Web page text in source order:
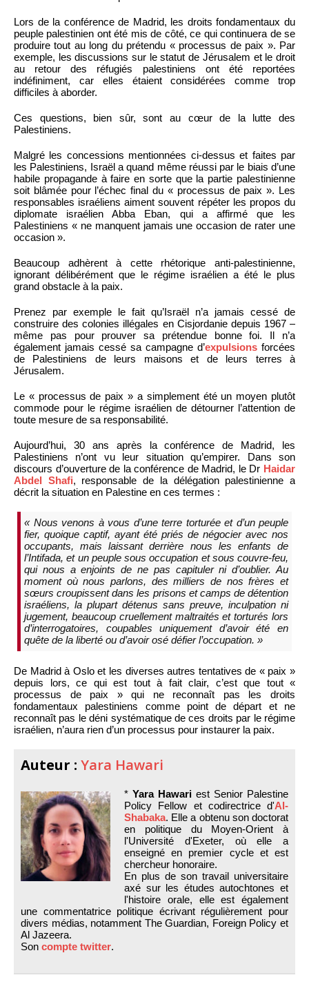
Lors de la conférence de Madrid, les droits fondamentaux du
peuple palestinien ont été mis de côté, ce qui continuera de se
produire tout au long du prétendu « processus de paix ». Par
exemple, les discussions sur le statut de Jérusalem et le droit
au retour des réfugiés palestiniens ont été reportées
indéfiniment, car elles étaient considérées comme trop
difficiles à aborder.
Ces questions, bien sûr, sont au cœur de la lutte des
Palestiniens.
Malgré les concessions mentionnées ci-dessus et faites par
les Palestiniens, Israël a quand même réussi par le biais d’une
habile propagande à faire en sorte que la partie palestinienne
soit blâmée pour l’échec final du « processus de paix ». Les
responsables israéliens aiment souvent répéter les propos du
diplomate israélien Abba Eban, qui a affirmé que les
Palestiniens « ne manquent jamais une occasion de rater une
occasion ».
Beaucoup adhèrent à cette rhétorique anti-palestinienne,
ignorant délibérément que le régime israélien a été le plus
grand obstacle à la paix.
Prenez par exemple le fait qu’Israël n’a jamais cessé de
construire des colonies illégales en Cisjordanie depuis 1967 –
même pas pour prouver sa prétendue bonne foi. Il n’a
également jamais cessé sa campagne d’expulsions forcées
de Palestiniens de leurs maisons et de leurs terres à
Jérusalem.
Le « processus de paix » a simplement été un moyen plutôt
commode pour le régime israélien de détourner l’attention de
toute mesure de sa responsabilité.
Aujourd’hui, 30 ans après la conférence de Madrid, les
Palestiniens n’ont vu leur situation qu’empirer. Dans son
discours d’ouverture de la conférence de Madrid, le Dr Haidar
Abdel Shafi, responsable de la délégation palestinienne a
décrit la situation en Palestine en ces termes :
« Nous venons à vous d’une terre torturée et d’un peuple
fier, quoique captif, ayant été priés de négocier avec nos
occupants, mais laissant derrière nous les enfants de
l’Intifada, et un peuple sous occupation et sous couvre-feu,
qui nous a enjoints de ne pas capituler ni d’oublier. Au
moment où nous parlons, des milliers de nos frères et
sœurs croupissent dans les prisons et camps de détention
israéliens, la plupart détenus sans preuve, inculpation ni
jugement, beaucoup cruellement maltraités et torturés lors
d’interrogatoires, coupables uniquement d’avoir été en
quête de la liberté ou d’avoir osé défier l’occupation. »
De Madrid à Oslo et les diverses autres tentatives de « paix »
depuis lors, ce qui est tout à fait clair, c’est que tout «
processus de paix » qui ne reconnaît pas les droits
fondamentaux palestiniens comme point de départ et ne
reconnaît pas le déni systématique de ces droits par le régime
israélien, n’aura rien d’un processus pour instaurer la paix.
Auteur : Yara Hawari
* Yara Hawari est Senior Palestine
Policy Fellow et codirectrice d'Al-
Shabaka. Elle a obtenu son doctorat
en politique du Moyen-Orient à
l'Université d'Exeter, où elle a
enseigné en premier cycle et est
chercheur honoraire.
En plus de son travail universitaire
axé sur les études autochtones et
l'histoire orale, elle est également
une commentatrice politique écrivant régulièrement pour
divers médias, notamment The Guardian, Foreign Policy et
Al Jazeera.
Son compte twitter.